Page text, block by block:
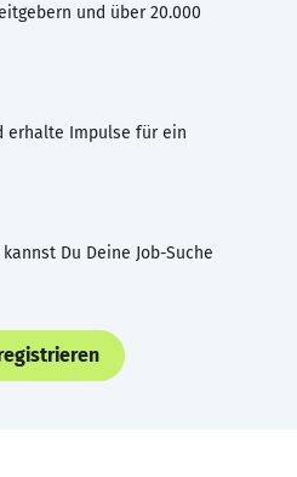
und über 20.000
erhalte Impulse für ein
Du Deine Job-Suche